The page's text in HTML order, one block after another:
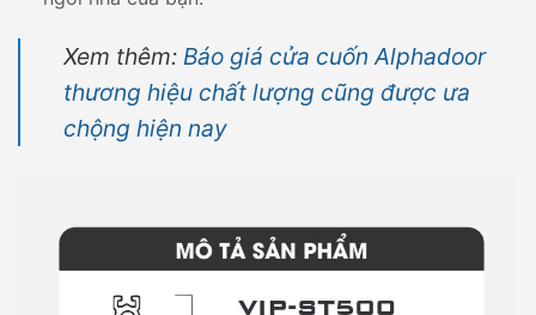
Xem thêm: Báo giá cửa cuốn Alphadoor
thương hiệu chất lượng cũng được ưa
chộng hiện nay